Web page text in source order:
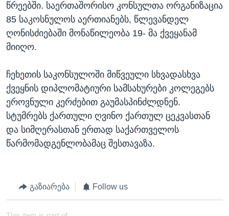
წრეებში. საერთაშორისო კონსულთა ორგანიზაცია
85 საკოსნულოს აერთიანებს, წლევანდელ
ღონისძიებაში მონაწილეობა 19- მა ქვეყანამ
მიიღო.
ჩეხეთის საკონსულოში მიწვეული სხვადასხვა
ქვეყნის დიპლომატიური სამსახურები კოლეგებს
ეროვნული კერძებით გაუმასპინძლდნენ.
სტუმრებს ქართული ღვინო ქართულ ცეკვასთან
და სიმღერასთან ერთად საქართველოს
წარმომადგენლობამაც შესთავაზა.
გაზიარება Follow us